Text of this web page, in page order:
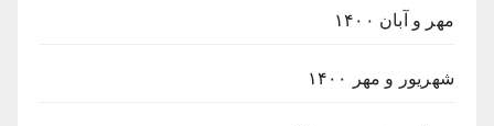
مهر و آبان ۱۴۰۰
شهریور و مهر ۱۴۰۰